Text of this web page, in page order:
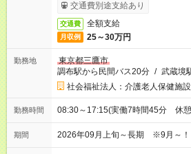
交通費別途支給あり
交通費 全額支給
月収例 25～30万円
勤務地
東京都三鷹市
調布駅から民間バス20分 / 武蔵境
社会福祉法人：介護老人保健施
勤務時間 08:30～17:15(実働7時間45分 休
期間 2026年09月上旬～長期 ※9月～！